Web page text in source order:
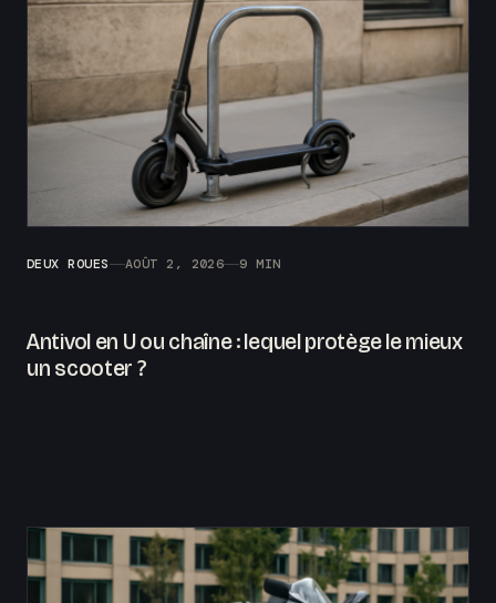
DEUX ROUES AOÛT 2, 2026 9 MIN
Antivol en U ou chaîne : lequel protège le mieux
un scooter ?